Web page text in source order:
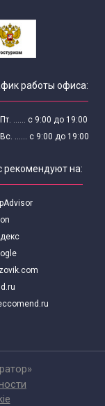
работы офиса:
...... с 9:00 до 19:00
...... с 9:00 до 19:00
рекомендуют на: